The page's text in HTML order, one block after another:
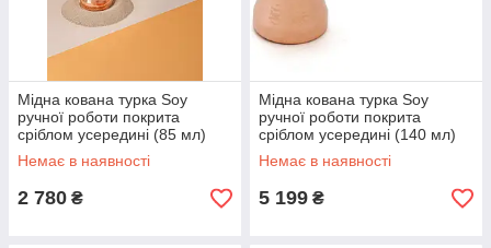
Мідна кована турка Soy
ручної роботи покрита
сріблом усередині (85 мл)
Немає в наявності
2 780 ₴
Мідна кована турка Soy
ручної роботи покрита
сріблом усередині (140 мл)
Немає в наявності
5 199 ₴